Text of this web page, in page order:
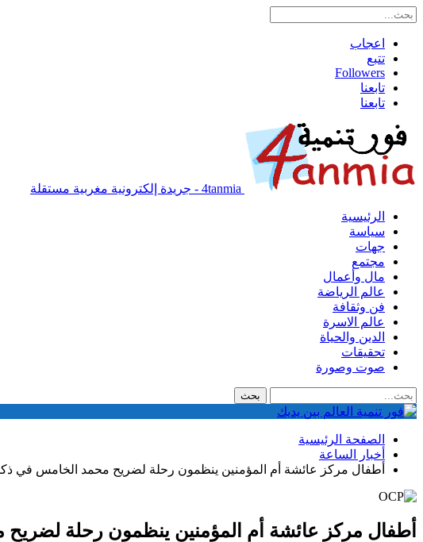
اعجاب
تتبع
Followers
تابعنا
تابعنا
4tanmia - جريدة إلكترونية مغربية مستقلة
الرئيسية
سياسة
جهات
مجتمع
مال وأعمال
عالم الرياضة
فن وثقافة
عالم الاسرة
الدين والحياة
تحقيقات
صوت وصورة
الصفحة الرئيسية
أخبار الساعة
أطفال مركز عائشة أم المؤمنين ينظمون رحلة لضريح محمد الخامس في
أطفال مركز عائشة أم المؤمنين ينظمون رحلة